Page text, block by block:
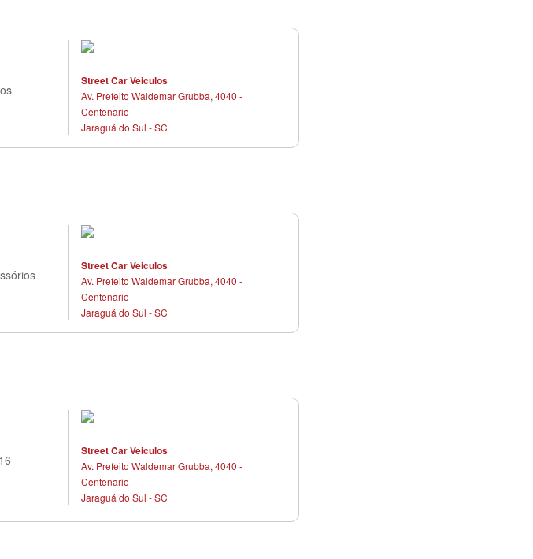
Street Car Veiculos
Av. Prefeito Waldemar Grubba, 4040 -
Centenario
Jaraguá do Sul - SC
Street Car Veiculos
Av. Prefeito Waldemar Grubba, 4040 -
Centenario
Jaraguá do Sul - SC
Street Car Veiculos
Av. Prefeito Waldemar Grubba, 4040 -
Centenario
Jaraguá do Sul - SC